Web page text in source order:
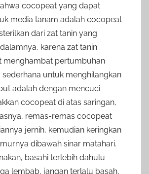
cocopeat yang dapat
media tanam adalah cocopeat
dari zat tanin yang
karena zat tanin
menghambat pertumbuhan
sederhana untuk menghilangkan
adalah dengan mencuci
cocopeat di atas saringan,
remas-remas cocopeat
jernih, kemudian keringkan
dibawah sinar matahari.
basahi terlebih dahulu
lembab, jangan terlalu basah,